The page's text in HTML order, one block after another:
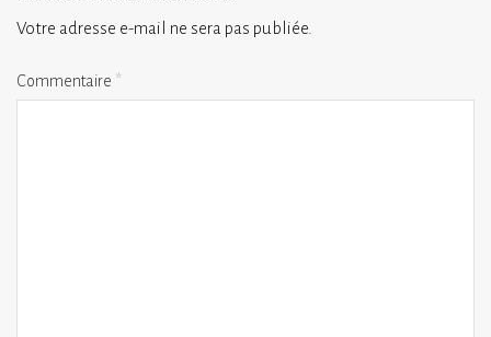
Votre adresse e-mail ne sera pas publiée.
Commentaire *